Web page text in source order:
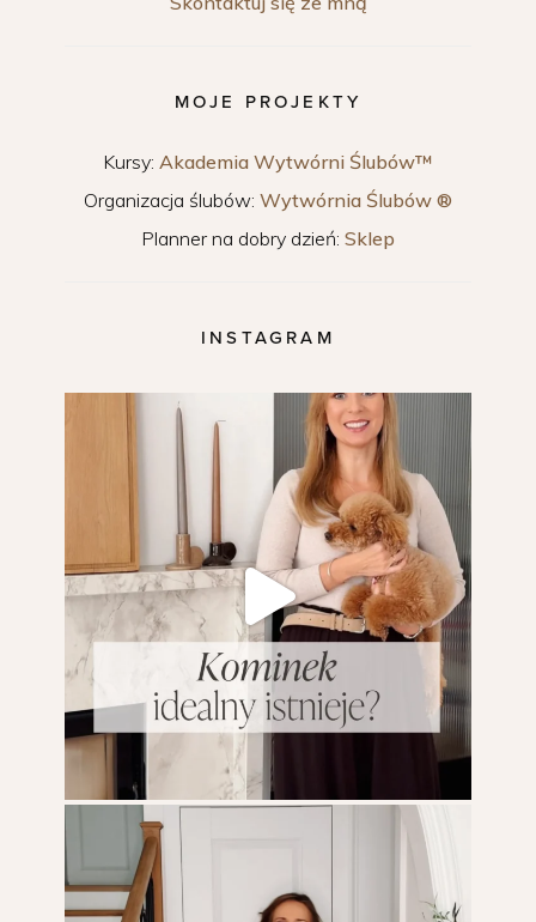
MOJE PROJEKTY
Kursy: Akademia Wytwórni Ślubów™
Organizacja ślubów: Wytwórnia Ślubów ®
Planner na dobry dzień: Sklep
INSTAGRAM